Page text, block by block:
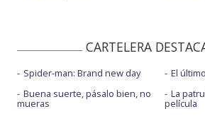
CARTELERA
Spider-man: Brand new day
Buena suerte, pásalo bien, no
mueras
El
La
película